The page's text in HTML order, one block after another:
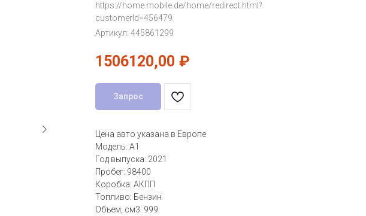
https://home.mobile.de/home/redirect.html?
customerId=456479
Артикул: 445861299
1506120,00 ₽
Запрос
Цена авто указана в Европе
Модель: A1
Год выпуска: 2021
Пробег: 98400
Коробка: АКПП
Топливо: Бензин
Объем, см3: 999